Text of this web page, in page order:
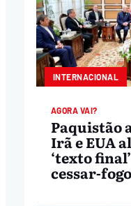
INTERNACIONAL
AGORA VAI?
Paquistão
Irã e EUA
‘texto
cessar-fogo